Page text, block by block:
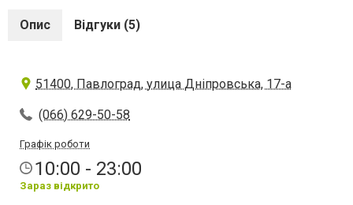
Опис Відгуки (5)
51400, Павлоград, улица Дніпровська, 17-а
(066) 629-50-58
Графік роботи
10:00 - 23:00
Зараз відкрито